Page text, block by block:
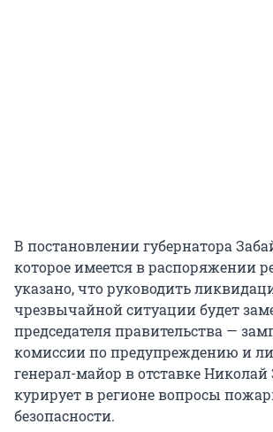
В постановлении губернатора
которое имеется в распоряжении
указано, что руководить
чрезвычайной ситуации будет
председателя правительства —
комиссии по предупреждению и
генерал-майор в отставке Николай
курирует в регионе вопросы
безопасности.